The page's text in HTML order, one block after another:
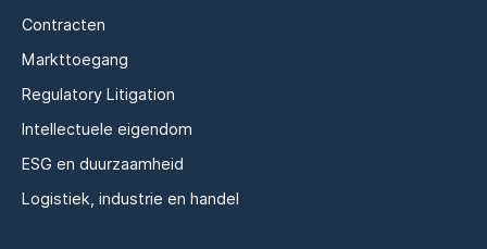
Contracten
Markttoegang
Regulatory Litigation
Intellectuele eigendom
ESG en duurzaamheid
Logistiek, industrie en handel